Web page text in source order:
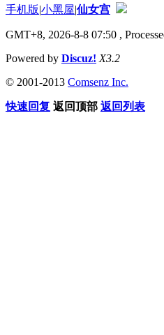
手机版|小黑屋|仙女宫
GMT+8, 2026-8-8 07:50 ,
Powered by Discuz! X3.2
© 2001-2013 Comsenz Inc.
快速回复 返回顶部 返回列表